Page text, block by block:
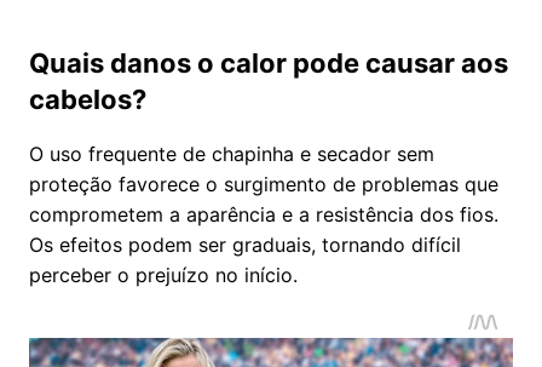
Quais danos o calor pode causar aos
cabelos?
O uso frequente de chapinha e secador sem
proteção favorece o surgimento de problemas que
comprometem a aparência e a resistência dos fios.
Os efeitos podem ser graduais, tornando difícil
perceber o prejuízo no início.